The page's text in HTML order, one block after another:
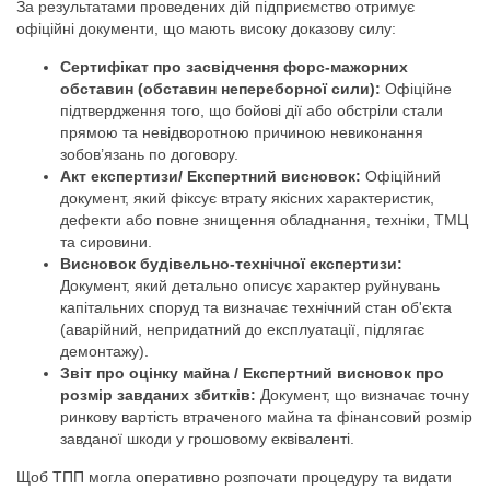
За результатами проведених дій підприємство отримує
офіційні документи, що мають високу доказову силу:
Сертифікат про засвідчення форс-мажорних
обставин (обставин непереборної сили): Офіційне
підтвердження того, що бойові дії або обстріли стали
прямою та невідворотною причиною невиконання
зобов’язань по договору.
Акт експертизи/ Експертний висновок: Офіційний
документ, який фіксує втрату якісних характеристик,
дефекти або повне знищення обладнання, техніки, ТМЦ
та сировини.
Висновок будівельно-технічної експертизи:
Документ, який детально описує характер руйнувань
капітальних споруд та визначає технічний стан об'єкта
(аварійний, непридатний до експлуатації, підлягає
демонтажу).
Звіт про оцінку майна / Експертний висновок про
розмір завданих збитків: Документ, що визначає точну
ринкову вартість втраченого майна та фінансовий розмір
завданої шкоди у грошовому еквіваленті.
Щоб ТПП могла оперативно розпочати процедуру та видати